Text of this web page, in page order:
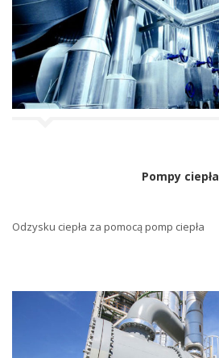
i
Pompy ciepła
Odzysku ciepła za pomocą pomp ciepła